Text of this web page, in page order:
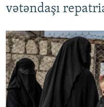
vətəndaşı